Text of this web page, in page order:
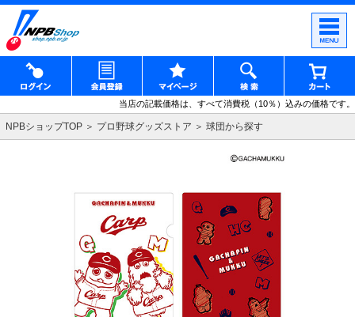
当店の記載価格は、すべて消費税（10％）込みの価格です。
NPBショップTOP プロ野球グッズストア 球団から探す